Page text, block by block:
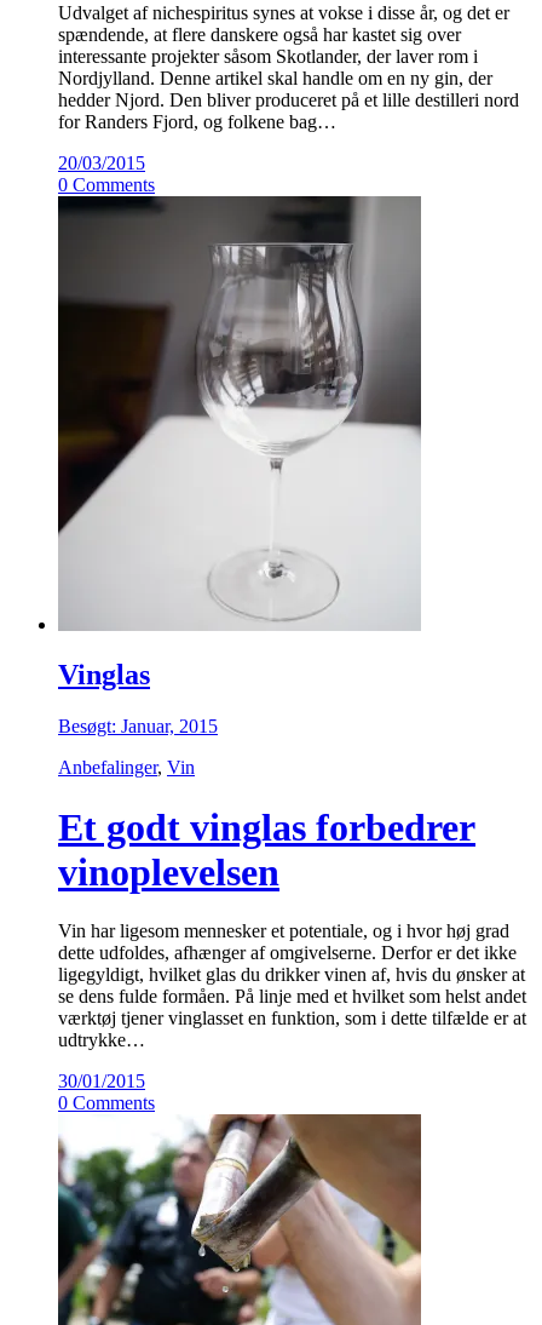
Udvalget af nichespiritus synes at vokse i disse år, og det er
spændende, at flere danskere også har kastet sig over
interessante projekter såsom Skotlander, der laver rom i
Nordjylland. Denne artikel skal handle om en ny gin, der
hedder Njord. Den bliver produceret på et lille destilleri nord
for Randers Fjord, og folkene bag…
20/03/2015
0 Comments
Vinglas
Besøgt: Januar, 2015
Anbefalinger, Vin
Et godt vinglas forbedrer
vinoplevelsen
Vin har ligesom mennesker et potentiale, og i hvor høj grad
dette udfoldes, afhænger af omgivelserne. Derfor er det ikke
ligegyldigt, hvilket glas du drikker vinen af, hvis du ønsker at
se dens fulde formåen. På linje med et hvilket som helst andet
værktøj tjener vinglasset en funktion, som i dette tilfælde er at
udtrykke…
30/01/2015
0 Comments